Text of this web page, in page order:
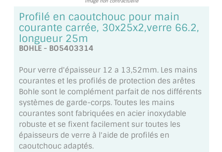
MIROIRS VIEILLIS AMBIANCE BRASSERIE
MIROIR SUR MESURE
MIROIR DÉCORATIF DE COULEUR
LOTS DE MIROIRS EN MOZAÏQUE
MIROIR POUR PORTE
MIROIR DE SALLE DE BAIN
Profilé en caoutchouc pour main
courante carrée, 30x25x2,verre 66.2,
longueur 25m
BOHLE - BO5403314
Pour verre d'épaisseur 12 a 13,52mm. Les mains
courantes et les profilés de protection des arêtes
Bohle sont le complément parfait de nos différents
systèmes de garde-corps. Toutes les mains
courantes sont fabriquées en acier inoxydable
robuste et se fixent facilement sur toutes les
épaisseurs de verre à l'aide de profilés en
caoutchouc adaptés.